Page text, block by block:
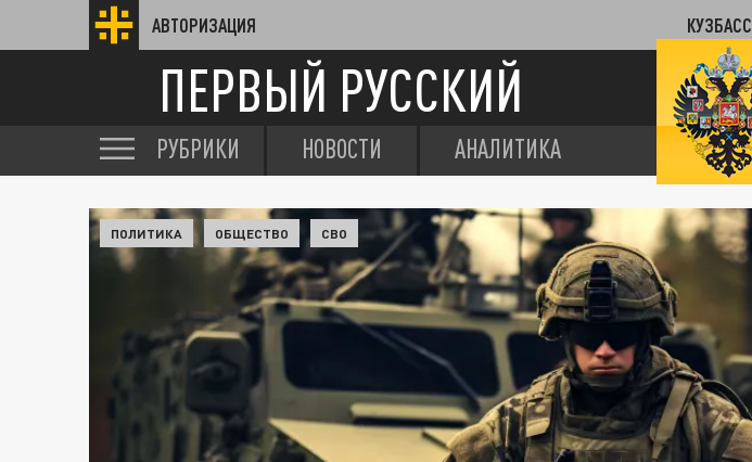
АВТОРИЗАЦИЯ КУЗБАСС
ПЕРВЫЙ РУССКИЙ
РУБРИКИ НОВОСТИ АНАЛИТИКА
ПОЛИТИКА ОБЩЕСТВО СВО